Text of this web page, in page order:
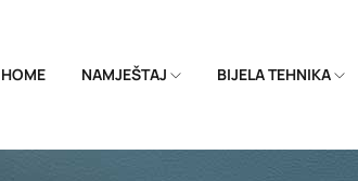
HOME NAMJEŠTAJ BIJELA TEHNIKA